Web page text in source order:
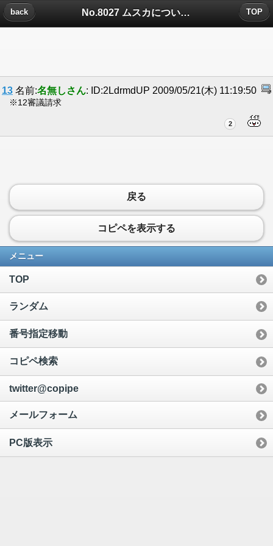
No.8027 ムスカについたコメント
back TOP
13 名前:名無しさん: ID:2LdrmdUP 2009/05/21(木) 11:19:50
※12審議請求
2
戻る
コピペを表示する
メニュー
TOP
ランダム
番号指定移動
コピペ検索
twitter@copipe
メールフォーム
PC版表示